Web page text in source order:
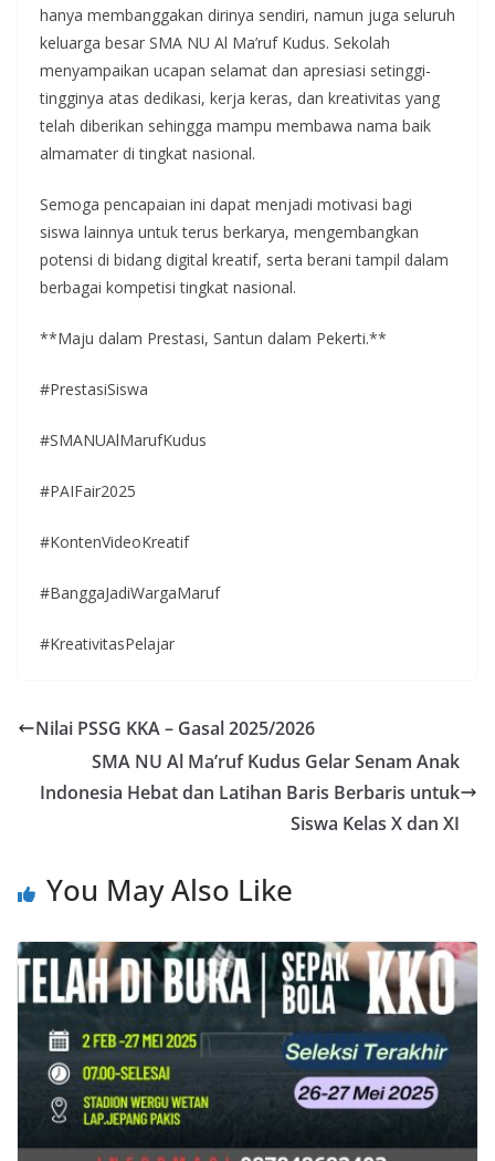
hanya membanggakan dirinya sendiri, namun juga seluruh
keluarga besar SMA NU Al Ma’ruf Kudus. Sekolah
menyampaikan ucapan selamat dan apresiasi setinggi-
tingginya atas dedikasi, kerja keras, dan kreativitas yang
telah diberikan sehingga mampu membawa nama baik
almamater di tingkat nasional.
Semoga pencapaian ini dapat menjadi motivasi bagi
siswa lainnya untuk terus berkarya, mengembangkan
potensi di bidang digital kreatif, serta berani tampil dalam
berbagai kompetisi tingkat nasional.
**Maju dalam Prestasi, Santun dalam Pekerti.**
#PrestasiSiswa
#SMANUAlMarufKudus
#PAIFair2025
#KontenVideoKreatif
#BanggaJadiWargaMaruf
#KreativitasPelajar
Nilai PSSG KKA – Gasal 2025/2026
SMA NU Al Ma’ruf Kudus Gelar Senam Anak
Indonesia Hebat dan Latihan Baris Berbaris untuk
Siswa Kelas X dan XI
You May Also Like